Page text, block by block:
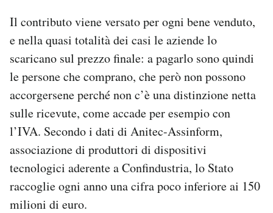
Il contributo viene versato per ogni bene venduto,
e nella quasi totalità dei casi le aziende lo
scaricano sul prezzo finale: a pagarlo sono quindi
le persone che comprano, che però non possono
accorgersene perché non c’è una distinzione netta
sulle ricevute, come accade per esempio con
l’IVA. Secondo i dati di Anitec-Assinform,
associazione di produttori di dispositivi
tecnologici aderente a Confindustria, lo Stato
raccoglie ogni anno una cifra poco inferiore ai 150
milioni di euro.